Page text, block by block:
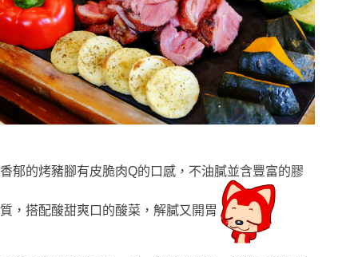
香郁的烤豬腳有皮脆肉Q的口感，不油膩並含豐富的膠
質，搭配酸甜爽口的酸菜，解膩又開胃